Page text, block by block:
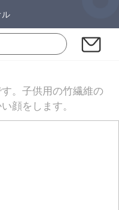
。子供用の竹繊維の
顔をします。